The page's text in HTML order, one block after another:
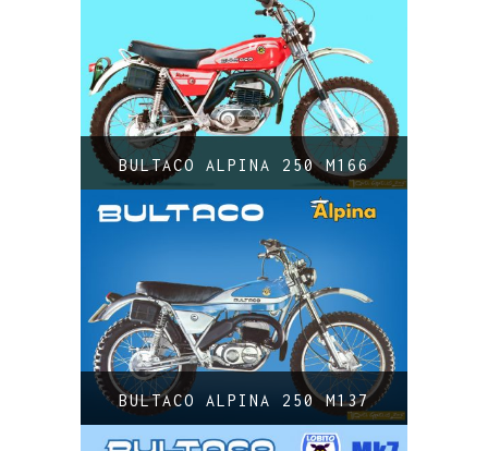
BULTACO ALPINA 250 M166
BULTACO ALPINA 250 M137